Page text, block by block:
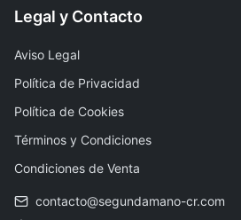
Legal y Contacto
Aviso Legal
Política de Privacidad
Política de Cookies
Términos y Condiciones
Condiciones de Venta
contacto@segundamano-cr.com